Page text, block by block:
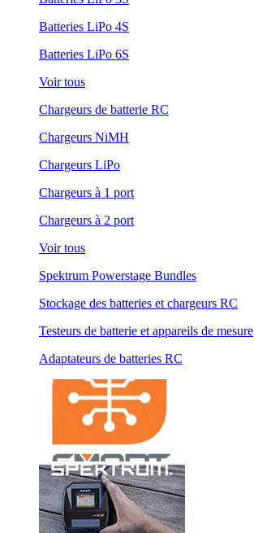
Batteries LiPo 4S
Batteries LiPo 6S
Voir tous
Chargeurs de batterie RC
Chargeurs NiMH
Chargeurs LiPo
Chargeurs à 1 port
Chargeurs à 2 port
Voir tous
Spektrum Powerstage Bundles
Stockage des batteries et chargeurs RC
Testeurs de batterie et appareils de mesure
Adaptateurs de batteries RC